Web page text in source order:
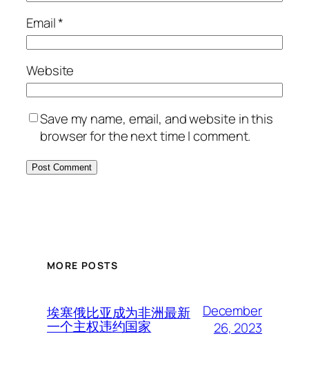
Email*
Website
Save my name, email, and website in this
browser for the next time I comment.
MORE POSTS
埃塞俄比亚成为非洲最新
一个主权违约国家
December
26, 2023